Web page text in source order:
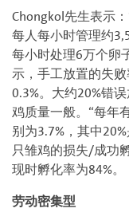
Chongkol先生表示
每人每小时管理约
每小时处理6万个卵
示，手工放置的失
0.3%。大约20%错
鸡质量一般。“每年
别为3.7%，其中
只雏鸡的损失/成功
现时孵化率为84%。
劳动密集型